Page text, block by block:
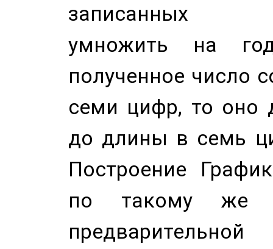
записанных
умножить на
полученное число
семи цифр, то оно
до длины в семь
Построение
по такому же